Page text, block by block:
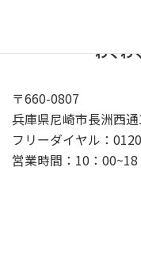
わくわ
〒660-0807
兵庫県尼崎市長洲西
フリーダイヤル：
営業時間：10：00~18